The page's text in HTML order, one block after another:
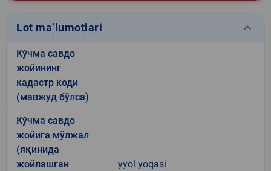
Lot ma’lumotlari keyboard_arrow_down
Кўчма савдо
жойининг
кадастр коди
(мавжуд бўлса)
Кўчма савдо
жойига мўлжал
(яқинида
жойлашган
yyol yoqasi